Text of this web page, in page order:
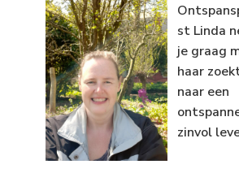
st Linda
je graag
haar
naar een
zinvol